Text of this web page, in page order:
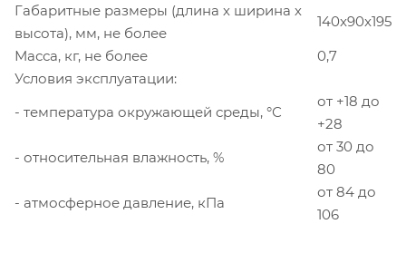
Габаритные размеры (длина х ширина х
высота), мм, не более
140x90x195
Масса, кг, не более
0,7
Условия эксплуатации:
- температура окружающей среды, °С
от +18 до
+28
- относительная влажность, %
от 30 до
80
- атмосферное давление, кПа
от 84 до
106